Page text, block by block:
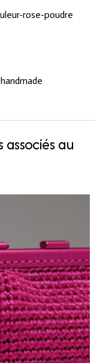
rose-poudre
handmade
au